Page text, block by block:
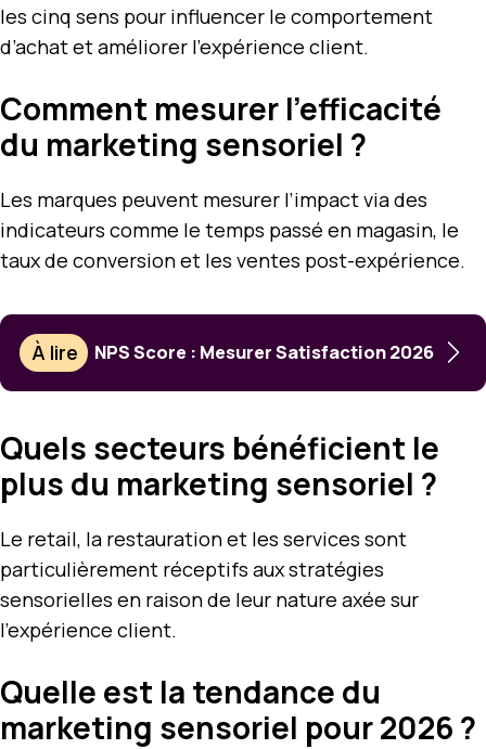
les cinq sens pour influencer le comportement
d’achat et améliorer l’expérience client.
Comment mesurer l’efficacité
du marketing sensoriel ?
Les marques peuvent mesurer l’impact via des
indicateurs comme le temps passé en magasin, le
taux de conversion et les ventes post-expérience.
À lire NPS Score : Mesurer Satisfaction 2026
Quels secteurs bénéficient le
plus du marketing sensoriel ?
Le retail, la restauration et les services sont
particulièrement réceptifs aux stratégies
sensorielles en raison de leur nature axée sur
l’expérience client.
Quelle est la tendance du
marketing sensoriel pour 2026 ?